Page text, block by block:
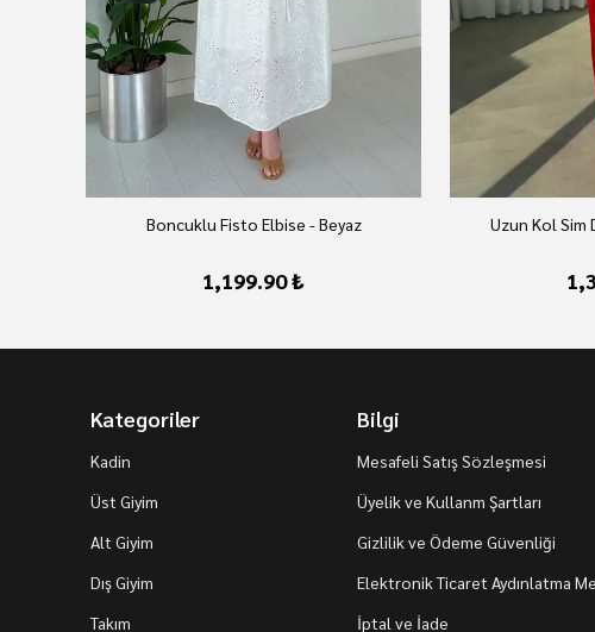
Boncuklu Fisto Elbise - Beyaz
1,199.90 ₺
Uzun Kol Sim
Kategoriler
Kadin
Üst Giyim
Alt Giyim
Dış Giyim
Takım
Bilgi
Mesafeli Satış Sözleşmesi
Üyelik ve Kullanm Şartları
Gizlilik ve Ödeme Güvenliği
Elektronik Ticaret Aydınlatma
İptal ve İade